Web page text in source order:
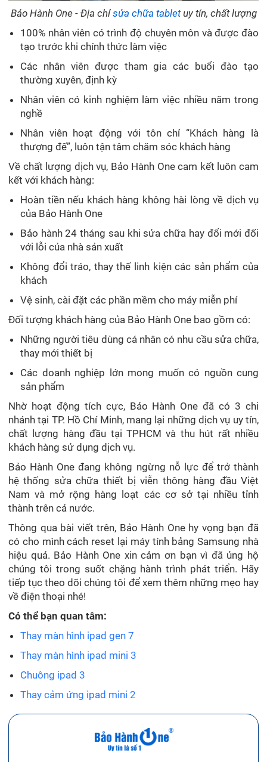
Bảo Hành One - Địa chỉsửa chữa tabletuy tín, chất lượng
100% nhân viên có trình độ chuyên môn và được đào
tạo trước khi chính thức làm việc
Các nhân viên được tham gia các buổi đào tạo
thường xuyên, định kỳ
Nhân viên có kinh nghiệm làm việc nhiều năm trong
nghề
Nhân viên hoạt động với tôn chỉ “Khách hàng là
thượng đế”, luôn tận tâm chăm sóc khách hàng
Về chất lượng dịch vụ, Bảo Hành One cam kết luôn cam
kết với khách hàng:
Hoàn tiền nếu khách hàng không hài lòng về dịch vụ
của Bảo Hành One
Bảo hành 24 tháng sau khi sửa chữa hay đổi mới đối
với lỗi của nhà sản xuất
Không đổi tráo, thay thế linh kiện các sản phẩm của
khách
Vệ sinh, cài đặt các phần mềm cho máy miễn phí
Đối tượng khách hàng của Bảo Hành One bao gồm có:
Những người tiêu dùng cá nhân có nhu cầu sửa chữa,
thay mới thiết bị
Các doanh nghiệp lớn mong muốn có nguồn cung
sản phẩm
Nhờ hoạt động tích cực, Bảo Hành One đã có 3 chi
nhánh tại TP. Hồ Chí Minh, mang lại những dịch vụ uy tín,
chất lượng hàng đầu tại TPHCM và thu hút rất nhiều
khách hàng sử dụng dịch vụ.
Bảo Hành One đang không ngừng nỗ lực để trở thành
hệ thống sửa chữa thiết bị viễn thông hàng đầu Việt
Nam và mở rộng hàng loạt các cơ sở tại nhiều tỉnh
thành trên cả nước.
Thông qua bài viết trên, Bảo Hành One hy vọng bạn đã
có cho mình cách reset lại máy tính bảng Samsung nhà
hiệu quả. Bảo Hành One xin cảm ơn bạn vì đã ủng hộ
chúng tôi trong suốt chặng hành trình phát triển. Hãy
tiếp tục theo dõi chúng tôi để xem thêm những mẹo hay
về điện thoại nhé!
Có thể bạn quan tâm:
Thay màn hình ipad gen 7
Thay màn hình ipad mini 3
Chuông ipad 3
Thay cảm ứng ipad mini 2